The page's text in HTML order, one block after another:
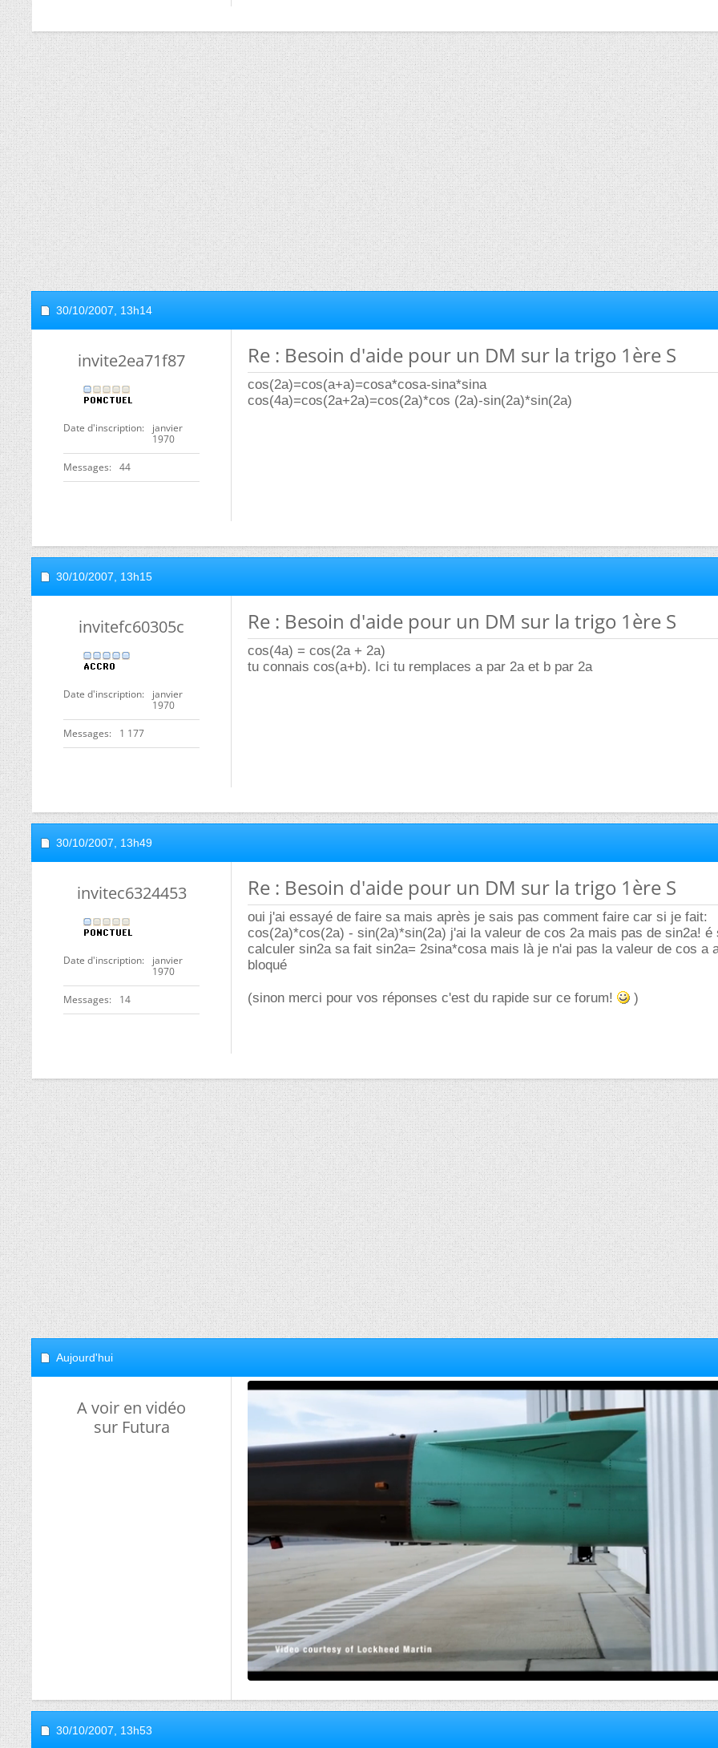
30/10/2007, 13h14
invite2ea71f87
Date d'inscription
janvier
1970
Messages 44
Re : Besoin d'aide pour un DM sur la trigo 1ère S
cos(2a)=cos(a+a)=cosa*cosa-sina*sina
cos(4a)=cos(2a+2a)=cos(2a)*cos (2a)-sin(2a)*sin(2a)
30/10/2007, 13h15
invitefc60305c
Date d'inscription
janvier
1970
Messages 1 177
Re : Besoin d'aide pour un DM sur la trigo 1ère S
cos(4a) = cos(2a + 2a)
tu connais cos(a+b). Ici tu remplaces a par 2a et b par 2a
30/10/2007, 13h49
invitec6324453
Date d'inscription
janvier
1970
Messages 14
Re : Besoin d'aide pour un DM sur la trigo 1ère S
oui j'ai essayé de faire sa mais après je sais pas comment faire car si je fait:
cos(2a)*cos(2a) - sin(2a)*sin(2a) j'ai la valeur de cos 2a mais pas de sin2a! é
calculer sin2a sa fait sin2a= 2sina*cosa mais là je n'ai pas la valeur de cos a
bloqué
(sinon merci pour vos réponses c'est du rapide sur ce forum! )
Aujourd'hui
A voir en vidéo
sur Futura
30/10/2007, 13h53